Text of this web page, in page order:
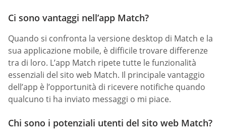
Ci sono vantaggi nell’app Match?
Quando si confronta la versione desktop di Match e la
sua applicazione mobile, è difficile trovare differenze
tra di loro. L’app Match ripete tutte le funzionalità
essenziali del sito web Match. Il principale vantaggio
dell’app è l’opportunità di ricevere notifiche quando
qualcuno ti ha inviato messaggi o mi piace.
Chi sono i potenziali utenti del sito web Match?